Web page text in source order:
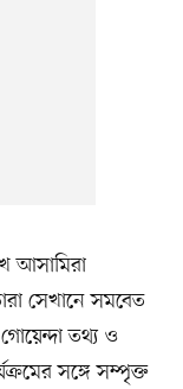
আসামিরা
সেখানে সমবেত
তথ্য ও
সঙ্গে সম্পৃক্ত